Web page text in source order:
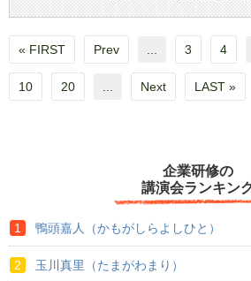
« FIRST Prev 3 4
10 20 Next LAST »
企業研修の
講演会ランキン
鴨頭嘉人（かもがしらよしひと）
玉川真里（たまがわまり）